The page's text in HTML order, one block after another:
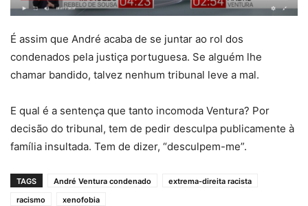
É assim que André acaba de se juntar ao rol dos
condenados pela justiça portuguesa. Se alguém lhe
chamar bandido, talvez nenhum tribunal leve a mal.
E qual é a sentença que tanto incomoda Ventura? Por
decisão do tribunal, tem de pedir desculpa publicamente à
família insultada. Tem de dizer, “desculpem-me”.
TAGS André Ventura condenado
extrema-direita racista
racismo
xenofobia